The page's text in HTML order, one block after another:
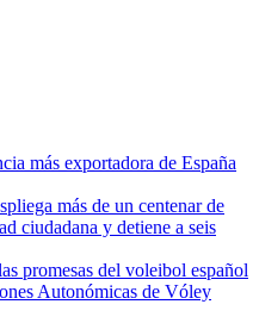
más exportadora de España
más de un centenar de
ciudadana y detiene a seis
promesas del voleibol español
Autonómicas de Vóley